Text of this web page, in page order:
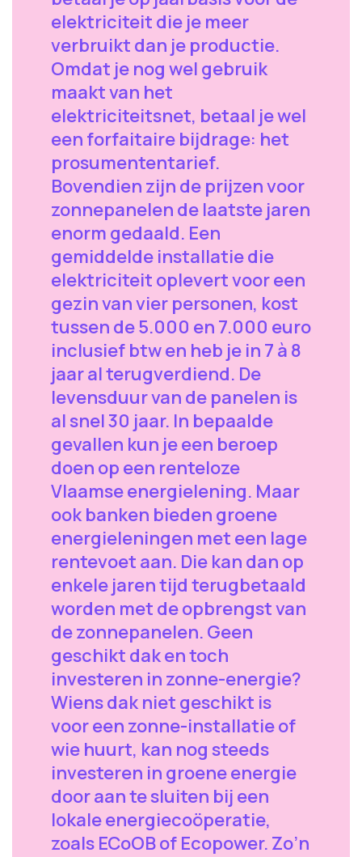
elektriciteit die je meer
verbruikt dan je productie.
Omdat je nog wel gebruik
maakt van het
elektriciteitsnet, betaal je wel
een forfaitaire bijdrage: het
prosumententarief.
Bovendien zijn de prijzen voor
zonnepanelen de laatste jaren
enorm gedaald. Een
gemiddelde installatie die
elektriciteit oplevert voor een
gezin van vier personen, kost
tussen de 5.000 en 7.000 euro
inclusief btw en heb je in 7 à 8
jaar al terugverdiend. De
levensduur van de panelen is
al snel 30 jaar. In bepaalde
gevallen kun je een beroep
doen op een renteloze
Vlaamse energielening. Maar
ook banken bieden groene
energieleningen met een lage
rentevoet aan. Die kan dan op
enkele jaren tijd terugbetaald
worden met de opbrengst van
de zonnepanelen. Geen
geschikt dak en toch
investeren in zonne-energie?
Wiens dak niet geschikt is
voor een zonne-installatie of
wie huurt, kan nog steeds
investeren in groene energie
door aan te sluiten bij een
lokale energiecoöperatie,
zoals ECoOB of Ecopower. Zo’n